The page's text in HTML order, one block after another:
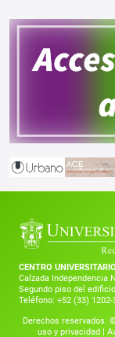
CENTRO
Calzada Independencia
Segundo piso del
Teléfono: +52 (33) 1202-
Derechos reservados.
uso y privacidad |